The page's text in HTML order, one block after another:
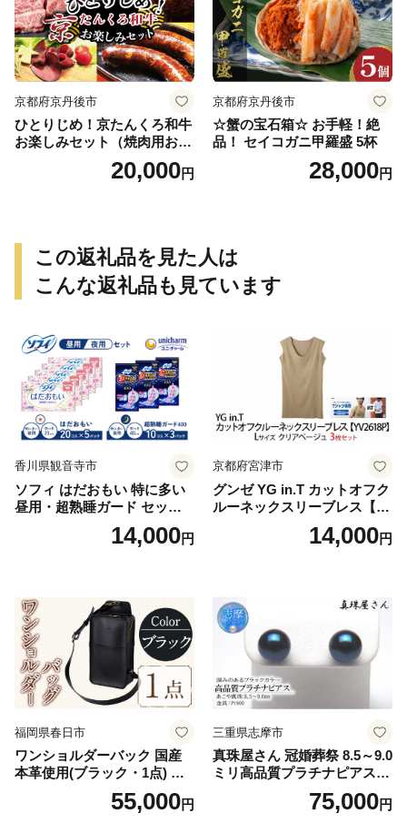
京都府京丹後市
ひとりじめ！京たんくろ和牛
お楽しみセット（焼肉用お
肉、ハンバーグ、生ハム、ソ
ーセージ）食べ比べ お試し
20,000円
京都府京丹後市
☆蟹の宝石箱☆ お手軽！絶
品！ セイコガニ甲羅盛 5杯
28,000円
この返礼品を見た人は
こんな返礼品も見ています
香川県観音寺市
ソフィ はだおもい 特に多い
昼用・超熟睡ガード セット
羽付き ナプキン 生理用品 サ
ニタリー ユニ・チャーム
14,000円
京都府宮津市
グンゼ YG in.T カットオフク
ルーネックスリーブレス【Y
V2618P】Lサイズ クリアベ
ージュ3枚セット [№5716-04
14,000円
福岡県春日市
ワンショルダーバック 国産
本革使用(ブラック・1点) 鞄
バック バッグ カバン レザー
国産 日本製 牛革 黒 革 革製
55,000円
三重県志摩市
真珠屋さん 冠婚葬祭 8.5～9.0
ミリ高品質プラチナピアス P
t900 志摩産アコヤ真珠 ブラ
ックパール 黒真珠75,000円